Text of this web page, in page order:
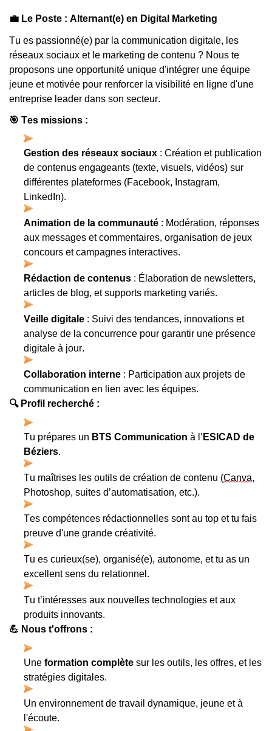
💼 Le Poste : Alternant(e) en Digital Marketing
Tu es passionné(e) par la communication digitale, les
réseaux sociaux et le marketing de contenu ? Nous te
proposons une opportunité unique d'intégrer une équipe
jeune et motivée pour renforcer la visibilité en ligne d'une
entreprise leader dans son secteur.
🎯 Tes missions :
Gestion des réseaux sociaux : Création et publication
de contenus engageants (texte, visuels, vidéos) sur
différentes plateformes (Facebook, Instagram,
LinkedIn).
Animation de la communauté : Modération, réponses
aux messages et commentaires, organisation de jeux
concours et campagnes interactives.
Rédaction de contenus : Élaboration de newsletters,
articles de blog, et supports marketing variés.
Veille digitale : Suivi des tendances, innovations et
analyse de la concurrence pour garantir une présence
digitale à jour.
Collaboration interne : Participation aux projets de
communication en lien avec les équipes.
🔍 Profil recherché :
Tu prépares un BTS Communication à l’ ESICAD de
Béziers.
Tu maîtrises les outils de création de contenu (Canva,
Photoshop, suites d’automatisation, etc.).
Tes compétences rédactionnelles sont au top et tu fais
preuve d'une grande créativité.
Tu es curieux(se), organisé(e), autonome, et tu as un
excellent sens du relationnel.
Tu t’intéresses aux nouvelles technologies et aux
produits innovants.
💪 Nous t'offrons :
Une formation complète sur les outils, les offres, et les
stratégies digitales.
Un environnement de travail dynamique, jeune et à
l'écoute.